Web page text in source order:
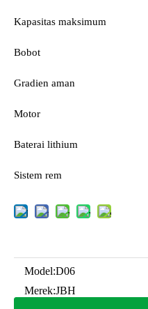
Kapasitas maksimum
Bobot
Gradien aman
Motor
Baterai lithium
Sistem rem
Model:D06
Merek:JBH